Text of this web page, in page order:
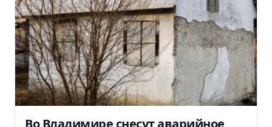
Во Владимире снесут аварийное